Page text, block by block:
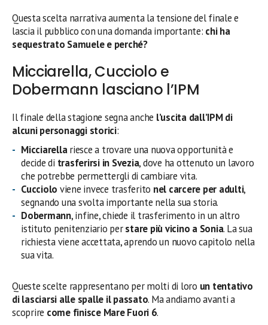
Questa scelta narrativa aumenta la tensione del finale e
lascia il pubblico con una domanda importante: chi ha
sequestrato Samuele e perché?
Micciarella, Cucciolo e
Dobermann lasciano l’IPM
Il finale della stagione segna anche l’uscita dall’IPM di
alcuni personaggi storici:
Micciarellariesce a trovare una nuova opportunità e
decide di trasferirsi in Svezia, dove ha ottenuto un lavoro
che potrebbe permettergli di cambiare vita.
Cucciolo viene invece trasferito nel carcere per adulti,
segnando una svolta importante nella sua storia.
Dobermann, infine, chiede il trasferimento in un altro
istituto penitenziario perstare più vicino a Sonia. La sua
richiesta viene accettata, aprendo un nuovo capitolo nella
sua vita.
Queste scelte rappresentano per molti di loro un tentativo
di lasciarsi alle spalle il passato. Ma andiamo avanti a
scoprire come finisce Mare Fuori 6.